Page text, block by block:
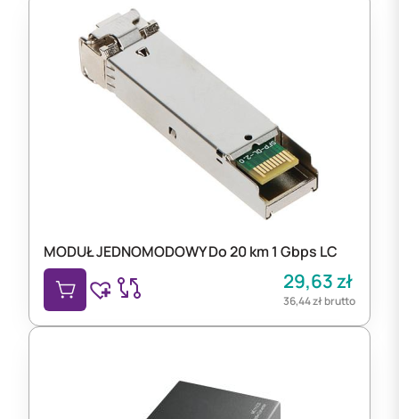
MODUŁ JEDNOMODOWY Do 20 km 1 Gbps LC
29,63zł
36,44złbrutto